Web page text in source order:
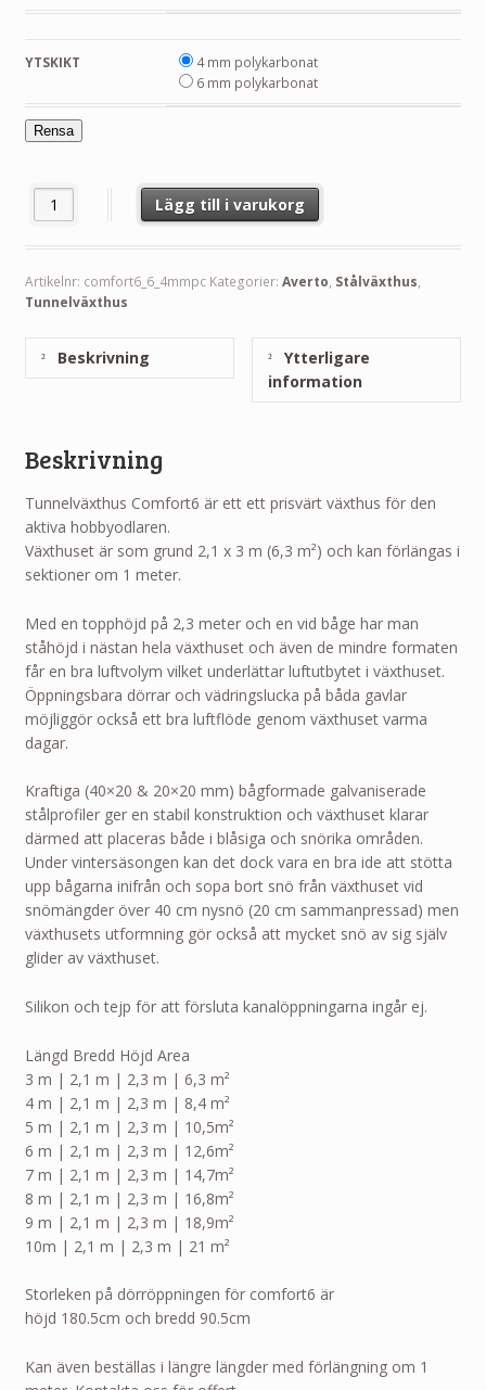
YTSKIKT
4 mm polykarbonat
6 mm polykarbonat
Rensa
Tunnelväxthus Comfort6 (6,3 - 21 m²) mängd
Lägg till i varukorg
Artikelnr: comfort6_6_4mmpc Kategorier: Averto, Stålväxthus,
Tunnelväxthus
Beskrivning
Ytterligare
information
Beskrivning
Tunnelväxthus Comfort6 är ett ett prisvärt växthus för den
aktiva hobbyodlaren.
Växthuset är som grund 2,1 x 3 m (6,3 m²) och kan förlängas i
sektioner om 1 meter.
Med en topphöjd på 2,3 meter och en vid båge har man
ståhöjd i nästan hela växthuset och även de mindre formaten
får en bra luftvolym vilket underlättar luftutbytet i växthuset.
Öppningsbara dörrar och vädringslucka på båda gavlar
möjliggör också ett bra luftflöde genom växthuset varma
dagar.
Kraftiga (40×20 & 20×20 mm) bågformade galvaniserade
stålprofiler ger en stabil konstruktion och växthuset klarar
därmed att placeras både i blåsiga och snörika områden.
Under vintersäsongen kan det dock vara en bra ide att stötta
upp bågarna inifrån och sopa bort snö från växthuset vid
snömängder över 40 cm nysnö (20 cm sammanpressad) men
växthusets utformning gör också att mycket snö av sig själv
glider av växthuset.
Silikon och tejp för att försluta kanalöppningarna ingår ej.
Längd Bredd Höjd Area
3 m | 2,1 m | 2,3 m | 6,3 m²
4 m | 2,1 m | 2,3 m | 8,4 m²
5 m | 2,1 m | 2,3 m | 10,5m²
6 m | 2,1 m | 2,3 m | 12,6m²
7 m | 2,1 m | 2,3 m | 14,7m²
8 m | 2,1 m | 2,3 m | 16,8m²
9 m | 2,1 m | 2,3 m | 18,9m²
10m | 2,1 m | 2,3 m | 21 m²
Storleken på dörröppningen för comfort6 är
höjd 180.5cm och bredd 90.5cm
Kan även beställas i längre längder med förlängning om 1